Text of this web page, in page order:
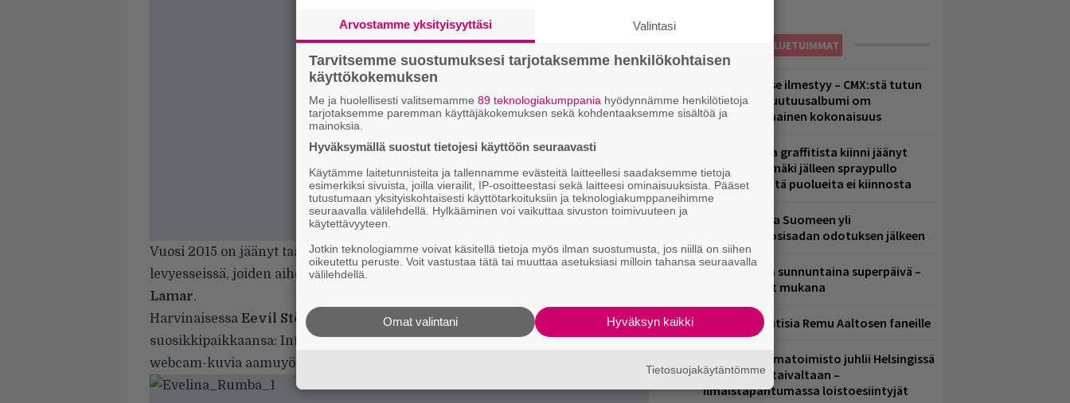
Vuosi 2015 on jäänyt taakse, mutta mitä otimme mukaan siitä? Sitä pohdimme
levyesseissä, joiden aiheina ovatGrimes, Sanni, Chisu, Paperi T
Lamar.
Harvinaisessa Eevil Stöö haastattelussa listaykkösräppäri vie Mervi Vuorelan
suosikkipaikkaansa: Internetiin! Luvassa ajatuksia kommandopipon sisältä ja
webcam-kuvia aamuyön synkiltä tunneilta.
LUETUIMMAT
Huomenna se ilmestyy – CMX:stä tutun
A.W. Yrjänän uutuusalbumi om
mammuttimainen kokonaisuus
Laittomasta graffitista kiinni jäänyt
Paavo Arhinmäki jälleen spraypullo
kädessä – näitä puolueita ei kiinnosta
Weezer palaa Suomeen yli
neljännesvuosisadan odotuksen jälkeen
Tampereella sunnuntaina superpäivä –
nämä artistit mukana
Mainioita uutisia Remu Aaltosen faneille
Mainio ohjelmatoimisto juhlii Helsingissä
10-vuotista taivaltaan –
ilmaistapahtumassa loistoesiintyjät
Arvostamme yksityisyyttäsi Valintasi
Tarvitsemme suostumuksesi tarjotaksemme henkilökohtaisen
käyttökokemuksen
Me ja huolellisesti valitsemamme 89 teknologiakumppania hyödynnämme henkilötietoja
tarjotaksemme paremman käyttäjäkokemuksen sekä kohdentaaksemme sisältöä ja
mainoksia.
Hyväksymällä suostut tietojesi käyttöön seuraavasti
Käytämme laitetunnisteita ja tallennamme evästeitä laitteellesi saadaksemme tietoja
esimerkiksi sivuista, joilla vierailit, IP-osoitteestasi sekä laitteesi ominaisuuksista. Pääset
tutustumaan yksityiskohtaisesti käyttötarkoituksiin ja teknologiakumppaneihimme
seuraavalla välilehdellä. Hylkääminen voi vaikuttaa sivuston toimivuuteen ja
käytettävyyteen.
Jotkin teknologiamme voivat käsitellä tietoja myös ilman suostumusta, jos niillä on siihen
oikeutettu peruste. Voit vastustaa tätä tai muuttaa asetuksiasi milloin tahansa seuraavalla
välilehdellä.
Hyväksyn kaikki
Omat valintani
Tietosuojakäytäntömme